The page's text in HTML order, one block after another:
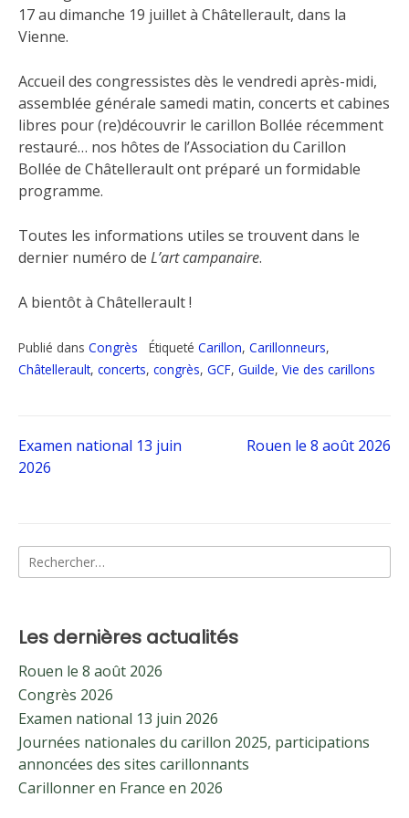
17 au dimanche 19 juillet à Châtellerault, dans la
Vienne.
Accueil des congressistes dès le vendredi après-midi,
assemblée générale samedi matin, concerts et cabines
libres pour (re)découvrir le carillon Bollée récemment
restauré… nos hôtes de l’Association du Carillon
Bollée de Châtellerault ont préparé un formidable
programme.
Toutes les informations utiles se trouvent dans le
dernier numéro de L’art campanaire.
A bientôt à Châtellerault !
Publié dans Congrès Étiqueté Carillon, Carillonneurs,
Châtellerault, concerts, congrès, GCF, Guilde, Vie des carillons
Navigation
l’article
Examen national 13 juin
2026
Rouen le 8 août 2026
Rechercher :
Les dernières actualités
Rouen le 8 août 2026
Congrès 2026
Examen national 13 juin 2026
Journées nationales du carillon 2025, participations
annoncées des sites carillonnants
Carillonner en France en 2026